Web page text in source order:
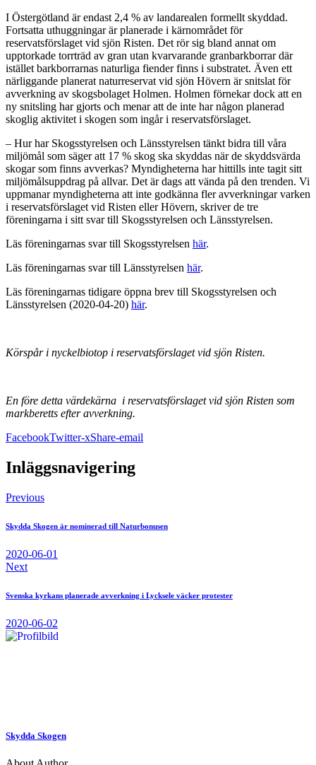
I Östergötland är endast 2,4 % av landarealen formellt skyddad.
Fortsatta uthuggningar är planerade i kärnområdet för
reservatsförslaget vid sjön Risten. Det rör sig bland annat om
upptorkade torrträd av gran utan kvarvarande granbarkborrar där
istället barkborrarnas naturliga fiender finns i substratet. Även ett
närliggande planerat naturreservat vid sjön Hövern är snitslat för
avverkning av skogsbolaget Holmen. Holmen förnekar dock att en
ny snitsling har gjorts och menar att de inte har någon planerad
skoglig aktivitet i skogen som ingår i reservatsförslaget.
– Hur har Skogsstyrelsen och Länsstyrelsen tänkt bidra till våra
miljömål som säger att 17 % skog ska skyddas när de skyddsvärda
skogar som finns avverkas? Myndigheterna har hittills inte tagit sitt
miljömålsuppdrag på allvar. Det är dags att vända på den trenden. Vi
uppmanar myndigheterna att inte godkänna fler avverkningar varken
i reservatsförslaget vid Risten eller Hövern, skriver de tre
föreningarna i sitt svar till Skogsstyrelsen och Länsstyrelsen.
Läs föreningarnas svar till Skogsstyrelsen här.
Läs föreningarnas svar till Länsstyrelsen här.
Läs föreningarnas tidigare öppna brev till Skogsstyrelsen och
Länsstyrelsen (2020-04-20) här.
Körspår i nyckelbiotop i reservatsförslaget vid sjön Risten.
En före detta värdekärna i reservatsförslaget vid sjön Risten som
markberetts efter avverkning.
FacebookTwitter-xShare-email
Inläggsnavigering
Previous
Skydda Skogen är nominerad till Naturbonusen
2020-06-01
Next
Svenska kyrkans planerade avverkning i Lycksele väcker protester
2020-06-02
Skydda Skogen